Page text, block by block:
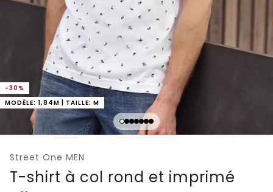
-30%
MODÈLE: 1,84M | TAILLE: M
Street One MEN
T-shirt à col rond et imprimé